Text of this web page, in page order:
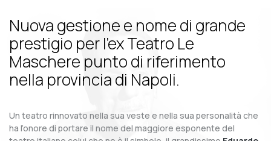
Nuova gestione e nome di grande
prestigio per l’ex Teatro Le
Maschere punto di riferimento
nella provincia di Napoli.
Un teatro rinnovato nella sua veste e nella sua personalità che
ha l’onore di portare il nome del maggiore esponente del